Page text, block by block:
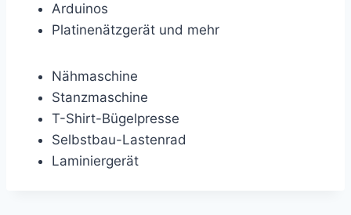
Arduinos
Platinenätzgerät und mehr
Nähmaschine
Stanzmaschine
T-Shirt-Bügelpresse
Selbstbau-Lastenrad
Laminiergerät